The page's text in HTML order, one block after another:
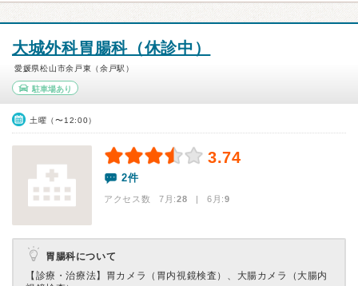
大城外科胃腸科（休診中）
愛媛県松山市余戸東（余戸駅）
駐車場あり
土曜（〜12:00）
3.74
2件
アクセス数 7月:28 | 6月:9
胃腸科について
【診療・治療法】 胃カメラ（胃内視鏡検査）、大腸カメラ（大腸内